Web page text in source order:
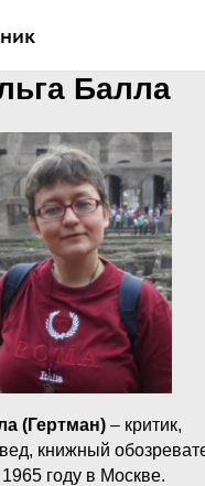
Балла
(Гертман) – критик,
книжный
году в Москве.